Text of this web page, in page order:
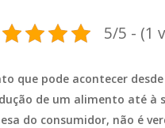
5/5 - (1
que pode acontecer
de um alimento até à
do consumidor, não é